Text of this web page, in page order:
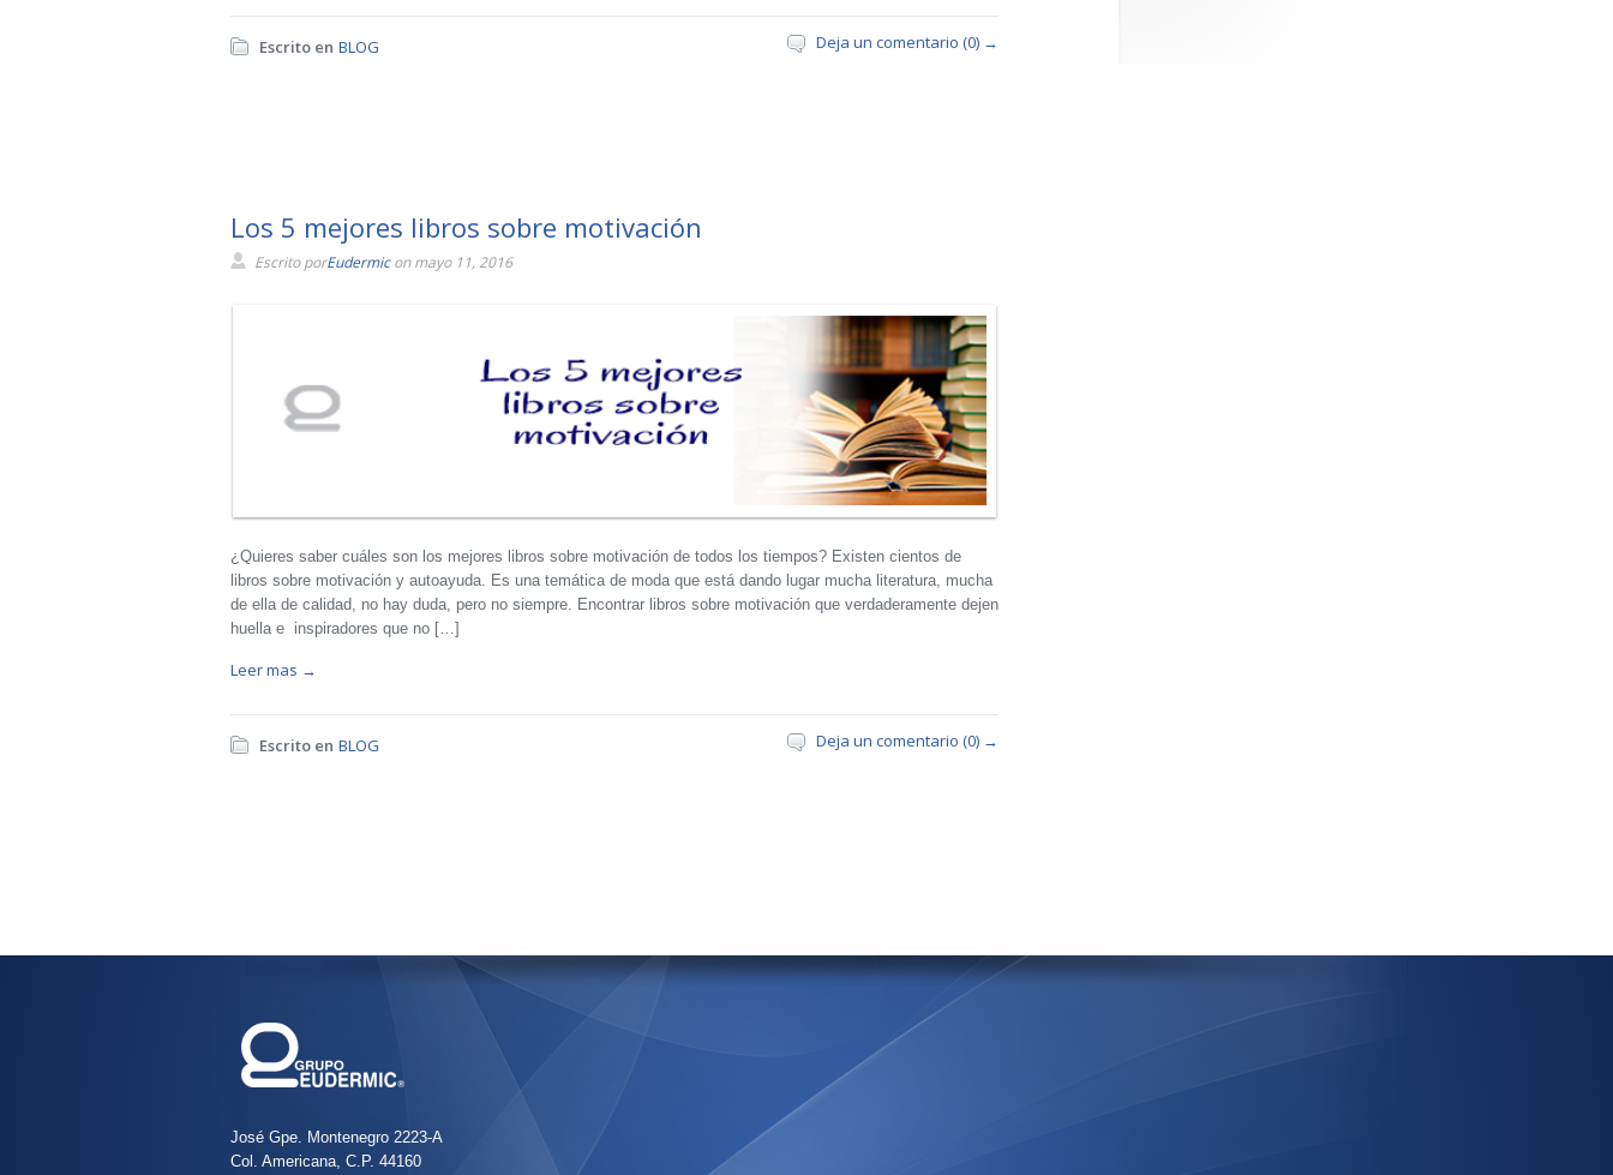
Escrito en BLOG Deja un comentario (0) →
Los 5 mejores libros sobre motivación
Escrito porEudermicon mayo 11, 2016
¿Quieres saber cuáles son los mejores libros sobre motivación de todos los tiempos? Existen cientos de
libros sobre motivación y autoayuda. Es una temática de moda que está dando lugar mucha literatura, mucha
de ella de calidad, no hay duda, pero no siempre. Encontrar libros sobre motivación que verdaderamente dejen
huella e inspiradores que no […]
Leer mas →
Escrito en BLOG Deja un comentario (0) →
José Gpe. Montenegro 2223-A
Col. Americana, C.P. 44160